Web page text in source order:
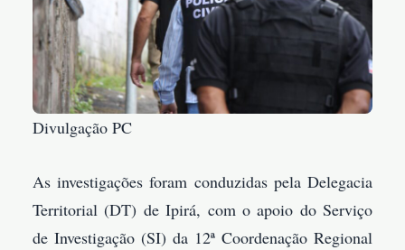
Divulgação PC
As investigações foram conduzidas pela Delegacia
Territorial (DT) de Ipirá, com o apoio do Serviço
de Investigação (SI) da 12ª Coordenação Regional